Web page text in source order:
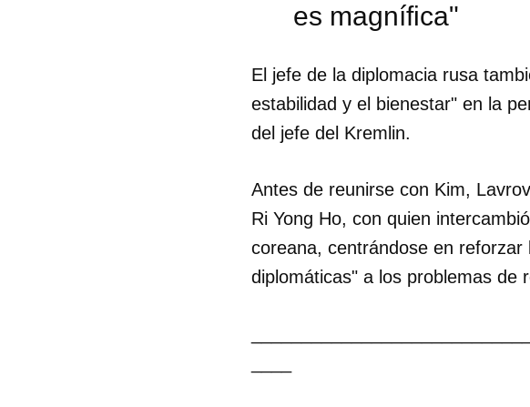
es magnífica"
El jefe de la diplomacia rusa
estabilidad y el bienestar" en la
del jefe del Kremlin.
Antes de reunirse con Kim,
Ri Yong Ho, con quien
coreana, centrándose en
diplomáticas" a los problemas de